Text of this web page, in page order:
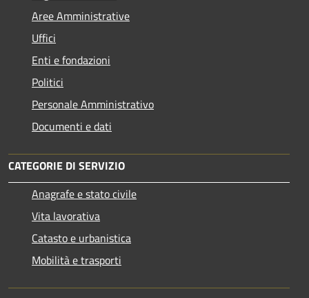
Aree Amministrative
Uffici
Enti e fondazioni
Politici
Personale Amministrativo
Documenti e dati
CATEGORIE DI SERVIZIO
Anagrafe e stato civile
Vita lavorativa
Catasto e urbanistica
Mobilità e trasporti